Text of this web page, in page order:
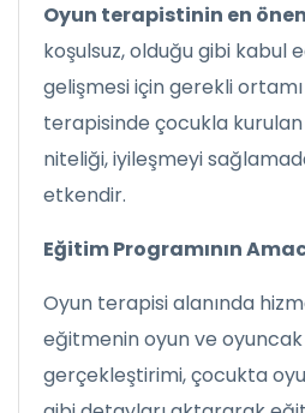
Oyun terapistinin en
koşulsuz, olduğu gibi kabul
gelişmesi için gerekli
terapisinde çocukla
niteliği, iyileşmeyi
etkendir.
Eğitim Programının
Oyun terapisi alanında
eğitmenin oyun ve
gerçekleştirimi, çocukta